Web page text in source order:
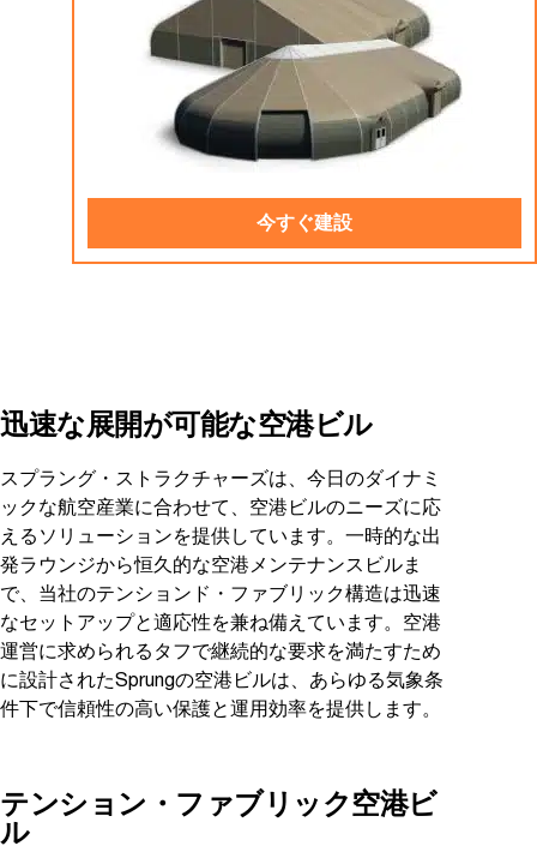
今すぐ建設
迅速な展開が可能な空港ビル
スプラング・ストラクチャーズは、今日のダイナミ
ックな航空産業に合わせて、空港ビルのニーズに応
えるソリューションを提供しています。一時的な出
発ラウンジから恒久的な空港メンテナンスビルま
で、当社のテンションド・ファブリック構造は迅速
なセットアップと適応性を兼ね備えています。空港
運営に求められるタフで継続的な要求を満たすため
に設計されたSprungの空港ビルは、あらゆる気象条
件下で信頼性の高い保護と運用効率を提供します。
テンション・ファブリック空港ビ
ル